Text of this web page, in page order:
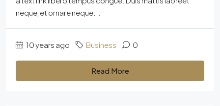
neque, et ornare neque...
10 years ago Business 0
Read More